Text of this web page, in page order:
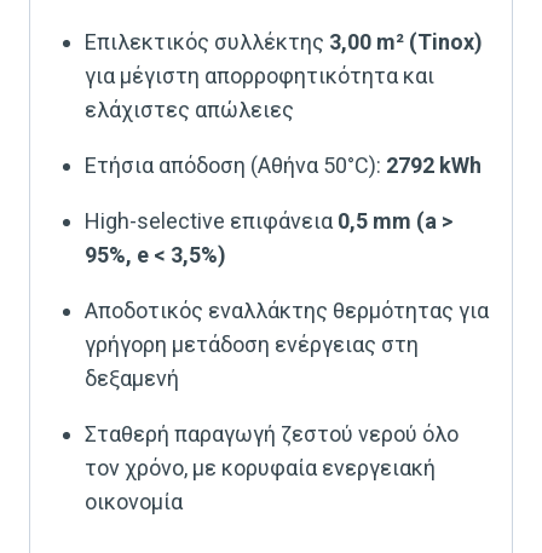
Επιλεκτικός συλλέκτης 3,00 m² (Tinox)
για μέγιστη απορροφητικότητα και
ελάχιστες απώλειες
Ετήσια απόδοση (Αθήνα 50°C): 2792 kWh
High-selective επιφάνεια 0,5 mm (a >
95%, e < 3,5%)
Αποδοτικός εναλλάκτης θερμότητας για
γρήγορη μετάδοση ενέργειας στη
δεξαμενή
Σταθερή παραγωγή ζεστού νερού όλο
τον χρόνο, με κορυφαία ενεργειακή
οικονομία